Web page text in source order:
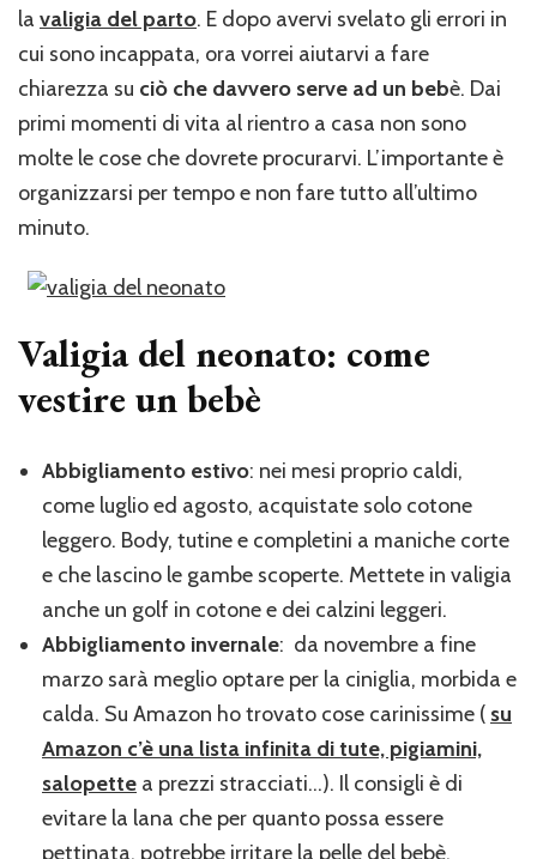
la valigia del parto. E dopo avervi svelato gli errori in
cui sono incappata, ora vorrei aiutarvi a fare
chiarezza su ciò che davvero serve ad un bebè. Dai
primi momenti di vita al rientro a casa non sono
molte le cose che dovrete procurarvi. L’importante è
organizzarsi per tempo e non fare tutto all’ultimo
minuto.
Valigia del neonato: come
vestire un bebè
Abbigliamento estivo: nei mesi proprio caldi,
come luglio ed agosto, acquistate solo cotone
leggero. Body, tutine e completini a maniche corte
e che lascino le gambe scoperte. Mettete in valigia
anche un golf in cotone e dei calzini leggeri.
Abbigliamento invernale: da novembre a fine
marzo sarà meglio optare per la ciniglia, morbida e
calda. Su Amazon ho trovato cose carinissime ( su
Amazon c’è una lista infinita di tute, pigiamini,
salopette a prezzi stracciati…). Il consigli è di
evitare la lana che per quanto possa essere
pettinata, potrebbe irritare la pelle del bebè.